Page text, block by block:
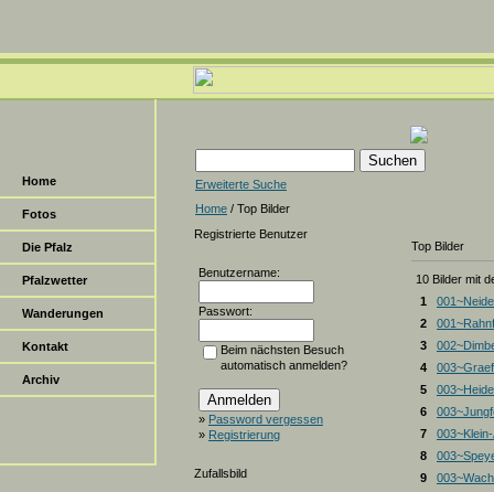
Home
Fotos
Die Pfalz
Pfalzwetter
Wanderungen
Kontakt
Archiv
Erweiterte Suche
Home / Top Bilder
Registrierte Benutzer
Benutzername:
Passwort:
Beim nächsten Besuch
automatisch anmelden?
» Password vergessen
» Registrierung
Zufallsbild
Top Bilder
10 Bilder mit
1
2
3
4
5
6
7
8
9